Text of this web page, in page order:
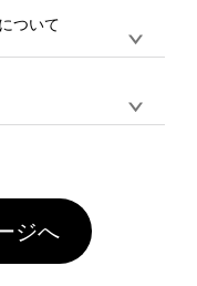
回ご注文時に1ポイ
だけます。ポイン
され、次回ご注文時
ントの有効期限は一
過去10カ月のご注
引(最大5%)が適用
ていなければ、ラン
。
生地（Tシャツのホ
チュラル、ホワイト
させるための処理剤
低価格で商品をお届
すことが可能です。
身にて着用前に落と
いいたします。※1
注文に関わらず、前
ついて
該当デザインのみ画
変換、またはAdobe
4,000円未満になる
で、ご注意くださ
ジへ